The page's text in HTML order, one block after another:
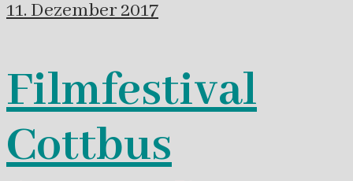
11. Dezember 2017
Filmfestival
Cottbus